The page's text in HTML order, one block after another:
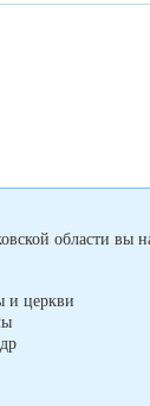
области вы
и церкви